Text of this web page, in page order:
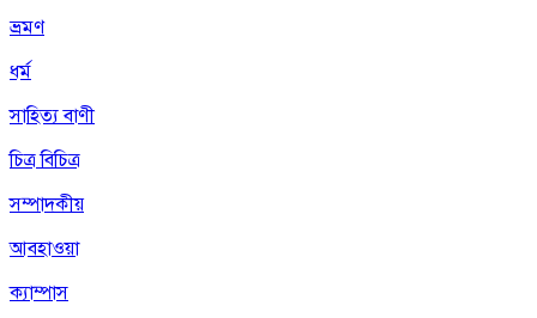
ভ্রমণ
ধর্ম
সাহিত্য বাণী
চিত্র বিচিত্র
সম্পাদকীয়
আবহাওয়া
ক্যাম্পাস